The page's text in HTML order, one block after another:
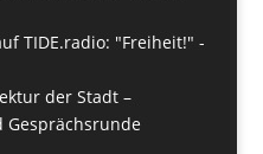
TIDE.radio: "Freiheit!" -
der Stadt –
Gesprächsrunde